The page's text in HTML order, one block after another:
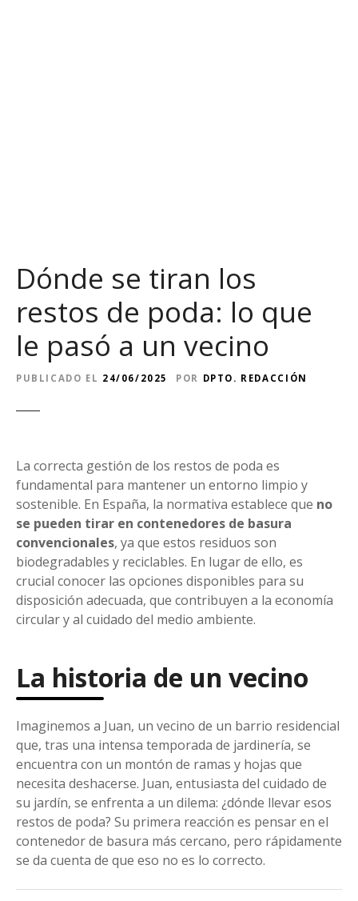
Dónde se tiran los
restos de poda: lo que
le pasó a un vecino
PUBLICADO EL 24/06/2025 POR DPTO. REDACCIÓN
La correcta gestión de los restos de poda es
fundamental para mantener un entorno limpio y
sostenible. En España, la normativa establece que no
se pueden tirar en contenedores de basura
convencionales, ya que estos residuos son
biodegradables y reciclables. En lugar de ello, es
crucial conocer las opciones disponibles para su
disposición adecuada, que contribuyen a la economía
circular y al cuidado del medio ambiente.
La historia de un vecino
Imaginemos a Juan, un vecino de un barrio residencial
que, tras una intensa temporada de jardinería, se
encuentra con un montón de ramas y hojas que
necesita deshacerse. Juan, entusiasta del cuidado de
su jardín, se enfrenta a un dilema: ¿dónde llevar esos
restos de poda? Su primera reacción es pensar en el
contenedor de basura más cercano, pero rápidamente
se da cuenta de que eso no es lo correcto.